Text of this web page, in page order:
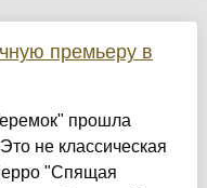
премьеру в
прошла
не классическая
"Спящая